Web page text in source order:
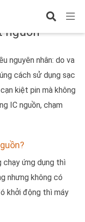
nguồn
nguyên nhân: do va
cách sử dụng sạc
kiệt pin mà không
IC nguồn, chạm
chạy ứng dụng thì
nhưng không có
khởi động thì máy